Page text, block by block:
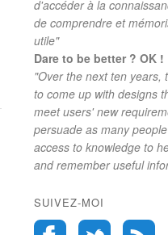
d'accéder à la
de comprendre et
utile"
Dare to be better ? OK !
"Over the next ten years,
to come up with designs
meet users' new
persuade as many
access to knowledge to
and remember useful
SUIVEZ-MOI